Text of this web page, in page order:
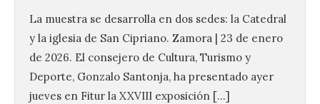
La muestra se desarrolla en dos sedes: la Catedral
y la iglesia de San Cipriano. Zamora | 23 de enero
de 2026. El consejero de Cultura, Turismo y
Deporte, Gonzalo Santonja, ha presentado ayer
jueves en Fitur la XXVIII exposición […]